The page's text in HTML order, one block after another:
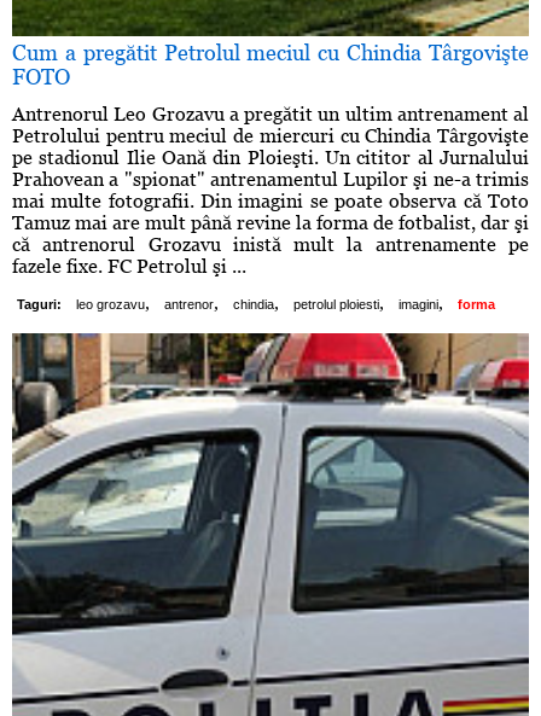
Cum a pregătit Petrolul meciul cu Chindia Târgovişte
FOTO
Antrenorul Leo Grozavu a pregătit un ultim antrenament al
Petrolului pentru meciul de miercuri cu Chindia Târgovişte
pe stadionul Ilie Oană din Ploieşti. Un cititor al Jurnalului
Prahovean a "spionat" antrenamentul Lupilor şi ne-a trimis
mai multe fotografii. Din imagini se poate observa că Toto
Tamuz mai are mult până revine la forma de fotbalist, dar şi
că antrenorul Grozavu inistă mult la antrenamente pe
fazele fixe. FC Petrolul şi ...
Taguri: leo grozavu, antrenor, chindia, petrolul ploiesti, imagini, forma